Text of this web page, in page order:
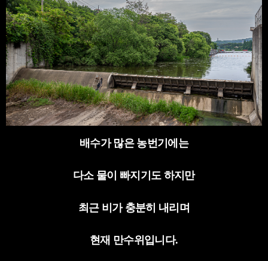
배수가 많은 농번기에는
다소 물이 빠지기도 하지만
최근 비가 충분히 내리며
현재 만수위입니다.